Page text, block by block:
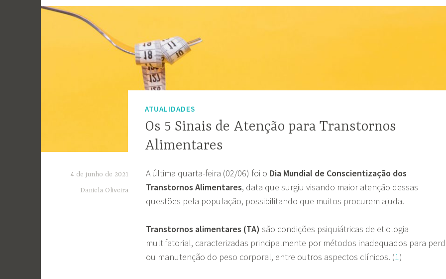
ATUALIDADES
Os 5 Sinais de Atenção para Transtornos
Alimentares
4 de junho de 2021
Daniela Oliveira
A última quarta-feira (02/06) foi o Dia Mundial de Conscientização dos
Transtornos Alimentares, data que surgiu visando maior atenção dessas
questões pela população, possibilitando que muitos procurem ajuda.
Transtornos alimentares (TA) são condições psiquiátricas de etiologia
multifatorial, caracterizadas principalmente por métodos inadequados para
ou manutenção do peso corporal, entre outros aspectos clínicos. (1)